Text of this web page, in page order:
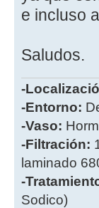
e incluso
Saludos.
-
-Entorno:
-Vaso:
-Filtración:
laminado
-
Sodico)